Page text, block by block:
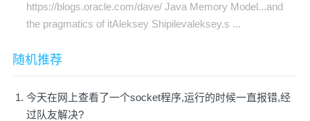
https://blogs.oracle.com/dave/ Java Memory Model...and
the pragmatics of itAleksey Shipilevaleksey.s ...
随机推荐
今天在网上查看了一个socket程序,运行的时候一直报错,经
过队友解决?